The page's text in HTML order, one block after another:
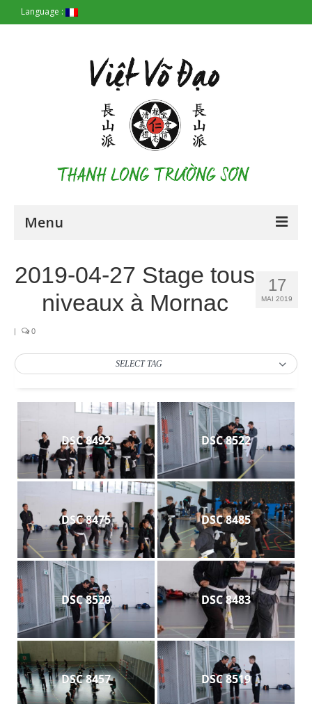
Language :
Menu
Stages
Media
Blog
Contact
17
MAI 2019
2019-04-27 Stage tous
niveaux à Mornac
| 0
SELECT TAG
DSC 8492 DSC 8522
DSC 8475 DSC 8485
DSC 8520 DSC 8483
DSC 8457 DSC 8519